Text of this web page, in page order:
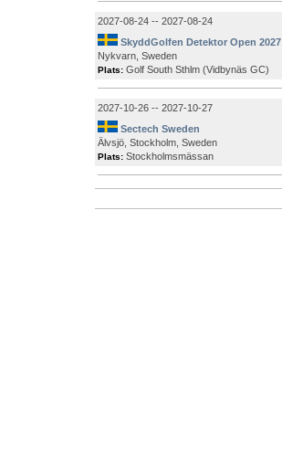
2027-08-24 -- 2027-08-24
SkyddGolfen Detektor Open 2027
Nykvarn, Sweden
Plats:Golf South Sthlm (Vidbynäs GC)
2027-10-26 -- 2027-10-27
Sectech Sweden
Älvsjö, Stockholm, Sweden
Plats:Stockholmsmässan